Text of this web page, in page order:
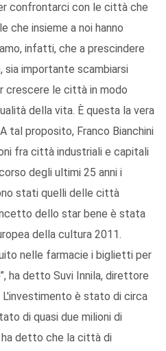
confrontarci con le città che
che insieme a noi hanno
infatti, che a prescindere
importante scambiarsi
crescere le città in modo
della vita. È questa la vera
tal proposito, Franco Bianchini
fra città industriali e capitali
degli ultimi 25 anni i
stati quelli delle città
dello star bene è stata
della cultura 2011.
nelle farmacie i biglietti per
ha detto Suvi Innila, direttore
L'investimento è stato di circa
di quasi due milioni di
ha detto che la città di